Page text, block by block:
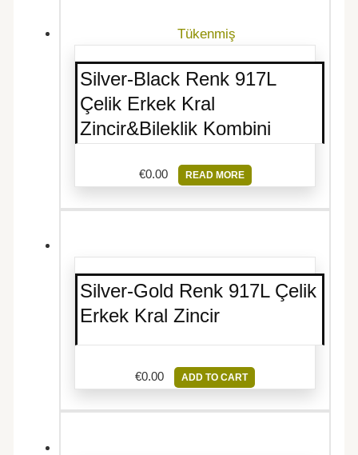
Tükenmiş
Silver-Black Renk 917L
Çelik Erkek Kral
Zincir&Bileklik Kombini
€0.00 READ MORE
Silver-Gold Renk 917L Çelik
Erkek Kral Zincir
€0.00 ADD TO CART